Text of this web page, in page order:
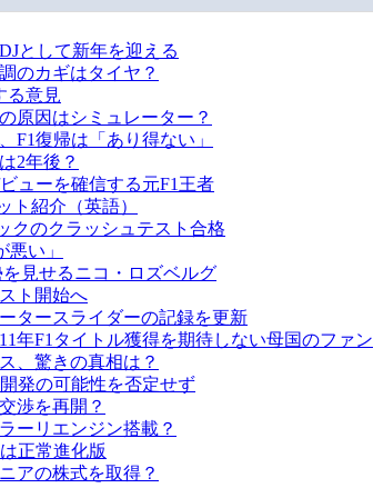
として新年を迎える
のカギはタイヤ？
る意見
原因はシミュレーター？
F1復帰は「あり得ない」
2年後？
ューを確信する元F1王者
ト紹介（英語）
クのクラッシュテスト合格
い」
を見せるニコ・ロズベルグ
ト開始へ
タースライダーの記録を更新
年F1タイトル獲得を期待しない母国のファン
、驚きの真相は？
発の可能性を否定せず
渉を再開？
ーリエンジン搭載？
正常進化版
アの株式を取得？